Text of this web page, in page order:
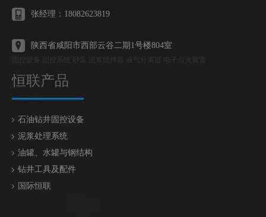
张经理：18082623819
陕西省咸阳市西部云谷二期1号楼804室
恒联产品
石油钻井固控设备
泥浆处理系统
油罐、水罐与钢结构
钻井工具及配件
国际恒联